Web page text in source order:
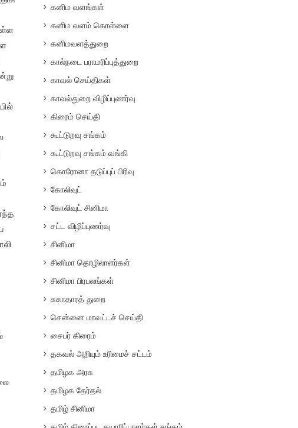
கனிம வளங்கள்
கனிம வளம் கொள்ளை
கனிமவளத்துறை
கால்நடை பராமரிப்புத்துறை
காவல் செய்திகள்
காவல்துறை விழிப்புணர்வு
கிரைம் செய்தி
கூட்டுறவு சங்கம்
கூட்டுறவு சங்கம் வங்கி
கொரோனா தடுப்புப் பிரிவு
கோலிவுட்
கோலிவுட் சினிமா
சட்ட விழிப்புணர்வு
சினிமா
சினிமா தொழிலாளர்கள்
சினிமா பிரபலங்கள்
சுகாதாரத் துறை
சென்னை மாவட்டச் செய்தி
சைபர் கிரைம்
தகவல் அறியும் உரிமைச் சட்டம்
தமிழக அரசு
தமிழக தேர்தல்
தமிழ் சினிமா